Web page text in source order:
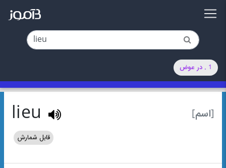
1 . در عوض
[اسم] lieu
قابل شمارش